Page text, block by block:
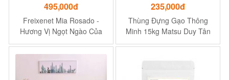
495,000đ
Freixenet Mia Rosado -
Hương Vị Ngọt Ngào Của
Dâu Tây Và Mâm Xôi
235,000đ
Thùng Đựng Gạo Thông
Minh 15kg Matsu Duy Tân
Trong Suốt